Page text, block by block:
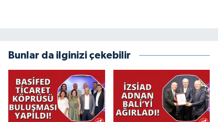
Bunlar da ilginizi çekebilir